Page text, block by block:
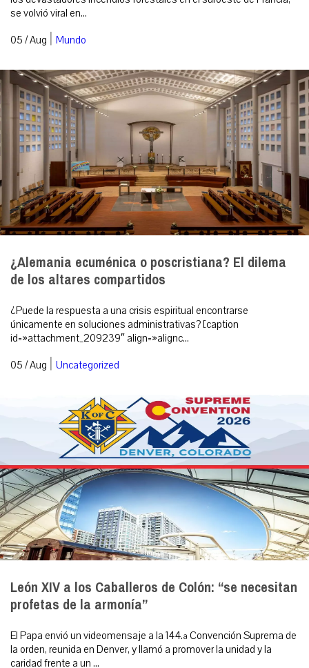
se volvió viral en...
05 / Aug | Mundo
¿Alemania ecuménica o poscristiana? El dilema
de los altares compartidos
¿Puede la respuesta a una crisis espiritual encontrarse
únicamente en soluciones administrativas? [caption
id=»attachment_209239″ align=»alignc...
05 / Aug | Uncategorized
León XIV a los Caballeros de Colón: “se necesitan
profetas de la armonía”
El Papa envió un videomensaje a la 144.ª Convención Suprema de
la orden, reunida en Denver, y llamó a promover la unidad y la
caridad frente a un ...